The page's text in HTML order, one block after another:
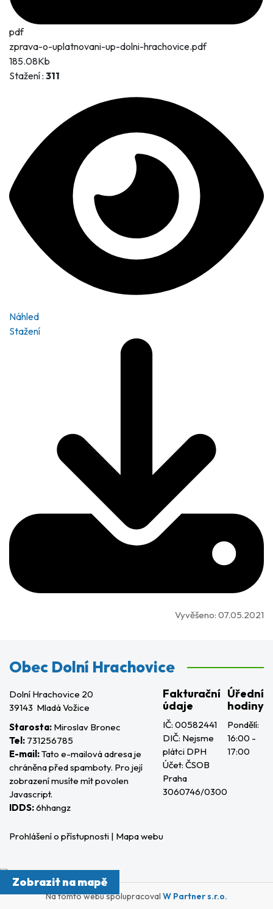
Vyvěšeno: 07.05.2021
pdf
zprava-o-uplatnovani-up-dolni-hrachovice.pdf
185.08Kb
Stažení : 311
Náhled
Stažení
Obec Dolní Hrachovice
Dolní Hrachovice 20
39143 Mladá Vožice
Starosta: Miroslav Bronec
Tel: 731256785
E-mail:Tato e-mailová adresa je
chráněna před spamboty. Pro její
zobrazení musíte mít povolen
Javascript.
IDDS:6hhangz
Fakturační
údaje
IČ: 00582441
DIČ: Nejsme
plátci DPH
Účet: ČSOB
Praha
3060746/0300
Úřední
hodiny
Pondělí:
16:00 -
17:00
Prohlášení o přístupnosti | Mapa webu
Zobrazit na mapě
Na tomto webu spolupracoval W Partner s.r.o.